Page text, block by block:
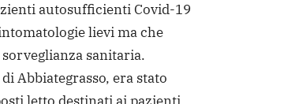
autosufficienti Covid-19
lievi ma che
sanitaria.
Abbiategrasso, era stato